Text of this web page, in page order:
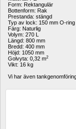
Form: Rektangulär
Bottenform: Rak
Prestanda: stängd
Typ av lock: 150 mm O-
Färg: Naturlig
Volym: 270 L
Längd: 800 mm
Bredd: 400 mm
Höjd: 1050 mm
Golvyta: 0,32 m2
Vikt: 16 kg
Vi har även